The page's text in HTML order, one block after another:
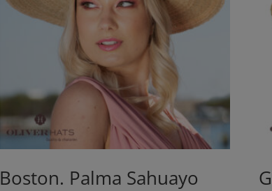
Boston. Palma Sahuayo